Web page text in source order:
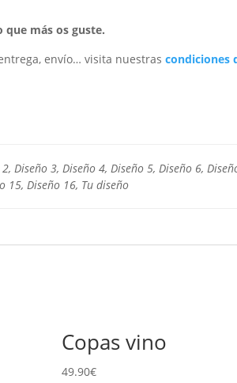
que más os guste.
envío… visita nuestras condiciones
Diseño 3, Diseño 4, Diseño 5, Diseño 6,
15, Diseño 16, Tu diseño
Copas vino
49.90€